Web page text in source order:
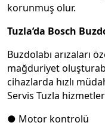
korunmuş olur.
Tuzla’da Bosch
Buzdolabı arızaları
mağduriyet
cihazlarda hızlı
Servis Tuzla
● Motor kontrolü